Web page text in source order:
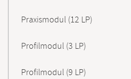
Praxismodul (12 LP)
Profilmodul (3 LP)
Profilmodul (9 LP)